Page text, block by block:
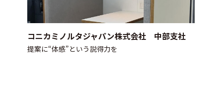
コニカミノルタジャパン株式会社 中部支社
提案に“体感”という説得力を